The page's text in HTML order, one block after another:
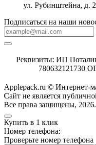
ул. Рубинштейна, д.
Подписаться на наши
Реквизиты: ИП
780632121730
Applepack.ru © Интернет-
Cайт не является
Все права защищены, 2026.
Купить в 1 клик
Номер телефона:
Проверьте номер телефона